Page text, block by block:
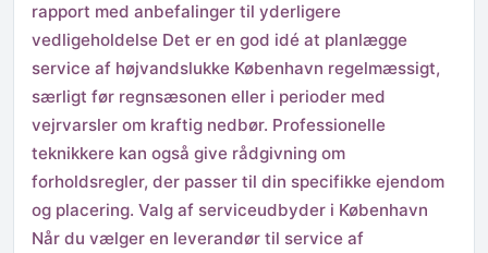
rapport med anbefalinger til yderligere
vedligeholdelse Det er en god idé at planlægge
service af højvandslukke København regelmæssigt,
særligt før regnsæsonen eller i perioder med
vejrvarsler om kraftig nedbør. Professionelle
teknikkere kan også give rådgivning om
forholdsregler, der passer til din specifikke ejendom
og placering. Valg af serviceudbyder i København
Når du vælger en leverandør til service af